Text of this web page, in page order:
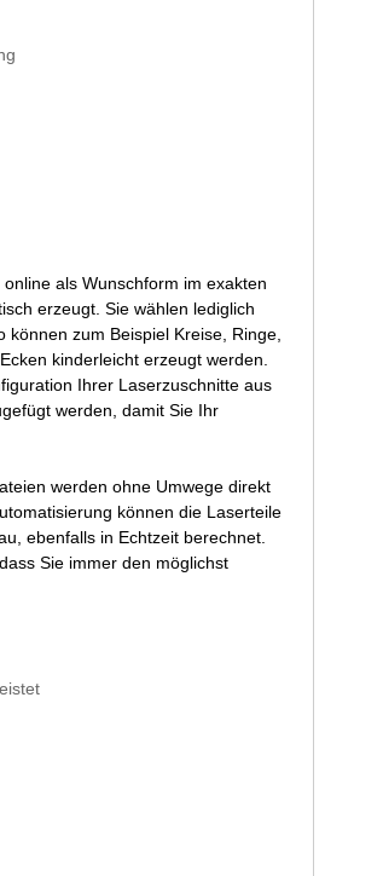
als Wunschform im exakten
erzeugt. Sie wählen lediglich
zum Beispiel Kreise, Ringe,
kinderleicht erzeugt werden.
Ihrer Laserzuschnitte aus
werden, damit Sie Ihr
werden ohne Umwege direkt
können die Laserteile
ebenfalls in Echtzeit berechnet.
Sie immer den möglichst